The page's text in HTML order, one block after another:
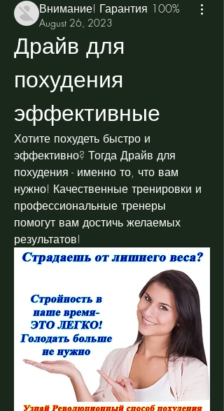
Внимание! Гарантия 100%
August 26, 2023
Драйв для
похудения
эффективные
Хотите похудеть быстро и
эффективно? Тогда Драйв для
похудения - именно то, что вам
нужно! Качественные тренировки и
профессиональные тренеры
помогут вам достичь желаемых
результатов!